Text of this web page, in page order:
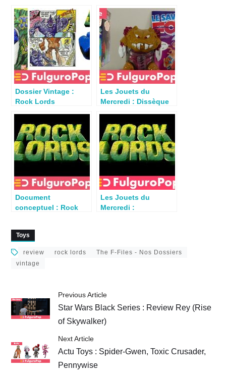
Dossier Vintage :
Rock Lords
1987)
Les Jouets du
Mercredi : Dissèque
(Mattel 1988)
Document
conceptuel : Rock
Les Jouets du
Mercredi :
Toys
review rock lords
The F-Files - Nos Dossiers
vintage
Previous Article
Star Wars Black Series : Review Rey (Rise
of Skywalker)
Next Article
Actu Toys : Spider-Gwen, Toxic Crusader,
Pennywise